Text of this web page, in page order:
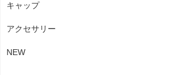
キャップ
アクセサリー
NEW